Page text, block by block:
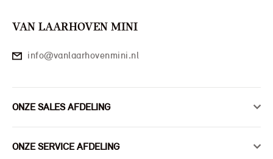
VAN LAARHOVEN MINI
info@vanlaarhovenmini.nl
ONZE SALES AFDELING
ONZE SERVICE AFDELING